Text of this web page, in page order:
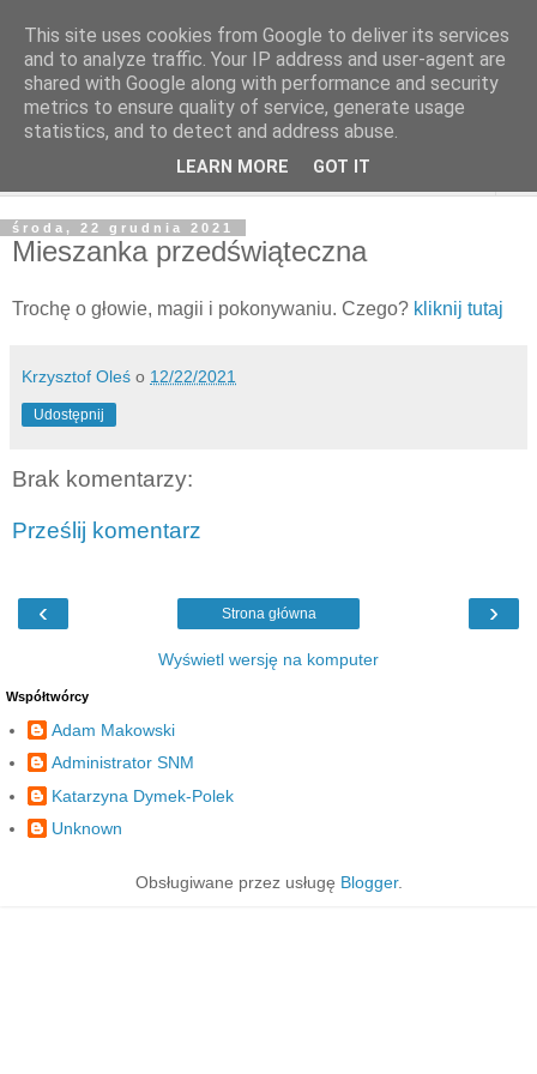
środa, 22 grudnia 2021
Mieszanka przedświąteczna
Trochę o głowie, magii i pokonywaniu. Czego? kliknij tutaj
Krzysztof Oleś o 12/22/2021
Udostępnij
Brak komentarzy:
Prześlij komentarz
‹ ›
Strona główna
Wyświetl wersję na komputer
Współtwórcy
Adam Makowski
Administrator SNM
Katarzyna Dymek-Polek
Unknown
Obsługiwane przez usługę Blogger.
This site uses cookies from Google to deliver its services
and to analyze traffic. Your IP address and user-agent are
shared with Google along with performance and security
metrics to ensure quality of service, generate usage
statistics, and to detect and address abuse.
LEARN MORE GOT IT